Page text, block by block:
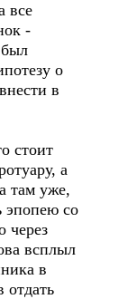
все
-
о
в
а
там уже,
эпопею со
через
всплыл
в
отдать